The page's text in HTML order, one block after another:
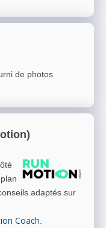
de photos
adaptés sur
Coach.